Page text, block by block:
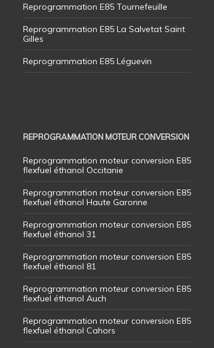
Reprogrammation E85 Tournefeuille
Reprogrammation E85 La Salvetat Saint
Gilles
Reprogrammation E85 Léguevin
REPROGRAMMATION MOTEUR CONVERSION
Reprogrammation moteur conversion E85
flexfuel éthanol Occitanie
Reprogrammation moteur conversion E85
flexfuel éthanol Haute Garonne
Reprogrammation moteur conversion E85
flexfuel éthanol 31
Reprogrammation moteur conversion E85
flexfuel éthanol 81
Reprogrammation moteur conversion E85
flexfuel éthanol Auch
Reprogrammation moteur conversion E85
flexfuel éthanol Cahors